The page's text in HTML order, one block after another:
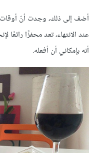
أضف إلى ذلك، وجدت أنّ أوقات
عند الانتهاء، تعد محفزًا
أنه بإمكاني أن أفعله.